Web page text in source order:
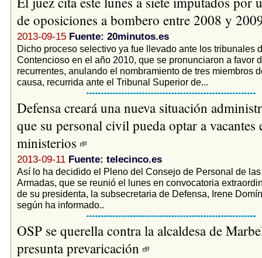
de oposiciones a bombero entre 2008 y
2013-09-15 Fuente: 20minutos.es
Dicho proceso selectivo ya fue llevado ante los tribunales
Contencioso en el año 2010, que se pronunciaron a favor
recurrentes, anulando el nombramiento de tres miembros
causa, recurrida ante el Tribunal Superior de...
Defensa creará una nueva situación
que su personal civil pueda optar a vacantes
ministerios
2013-09-11 Fuente: telecinco.es
Así lo ha decidido el Pleno del Consejo de Personal de
Armadas, que se reunió el lunes en convocatoria
de su presidenta, la subsecretaria de Defensa, Irene
según ha informado..
OSP se querella contra la alcaldesa de
presunta prevaricación